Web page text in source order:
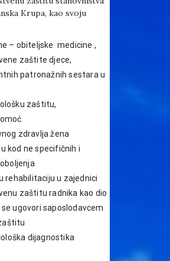
Krupa, kao svoju
– obiteljske medicine ,
zaštite djece,
patronažnih sestara u
zaštitu,
zdravlja žena
kod ne specifičnih i
rehabilitaciju u zajednici
zaštitu radnika kao dio
ugovori saposlodavcem
dijagnostika